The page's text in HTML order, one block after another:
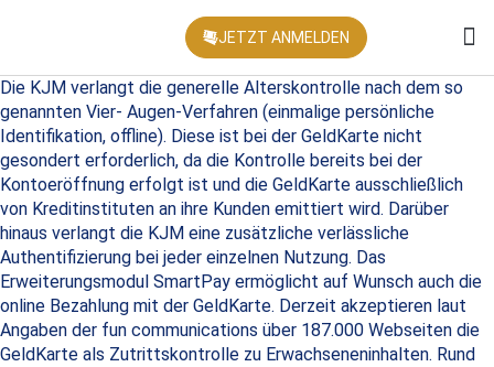
JETZT ANMELDEN
Die KJM verlangt die generelle Alterskontrolle nach dem so
genannten Vier- Augen-Verfahren (einmalige persönliche
Identifikation, offline). Diese ist bei der GeldKarte nicht
gesondert erforderlich, da die Kontrolle bereits bei der
Kontoeröffnung erfolgt ist und die GeldKarte ausschließlich
von Kreditinstituten an ihre Kunden emittiert wird. Darüber
hinaus verlangt die KJM eine zusätzliche verlässliche
Authentifizierung bei jeder einzelnen Nutzung. Das
Erweiterungsmodul SmartPay ermöglicht auf Wunsch auch die
online Bezahlung mit der GeldKarte. Derzeit akzeptieren laut
Angaben der fun communications über 187.000 Webseiten die
GeldKarte als Zutrittskontrolle zu Erwachseneninhalten. Rund